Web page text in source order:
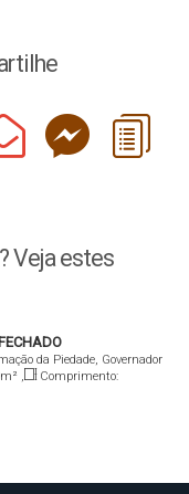
Veja estes
da Piedade, Governador
m² ,
Comprimento: